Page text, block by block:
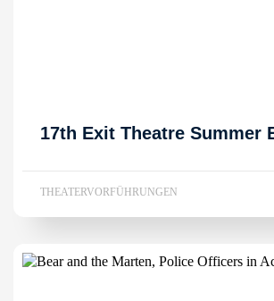
17th Exit Theatre Summer
THEATERVORFÜHRUNGEN